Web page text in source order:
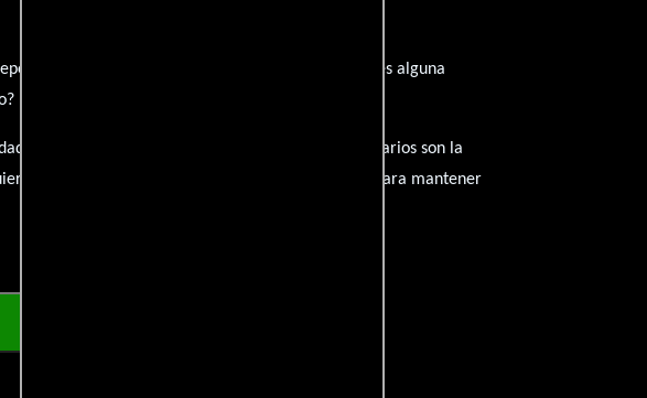
¿Qué te ha inspirado de su trayectoria? ¿Tienes alguna
de admiradores y amantes del cine, y tus comentarios son la
forma de contenido inapropiado será eliminado para mantener